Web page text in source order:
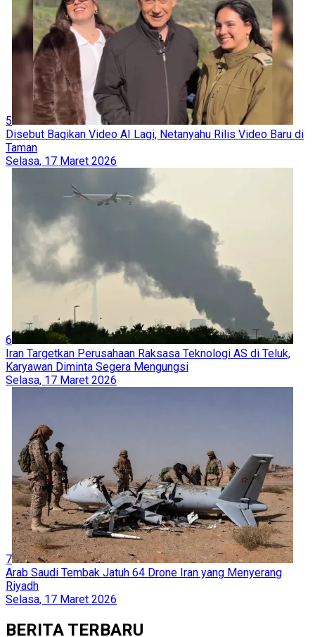
5
Disebut Bagikan Video AI Lagi, Netanyahu Rilis Video Baru di
Taman
Selasa, 17 Maret 2026
6
Iran Targetkan Perusahaan Raksasa Teknologi AS di Teluk,
Karyawan Diminta Segera Mengungsi
Selasa, 17 Maret 2026
7
Arab Saudi Tembak Jatuh 64 Drone Iran yang Menyerang
Riyadh
Selasa, 17 Maret 2026
BERITA TERBARU